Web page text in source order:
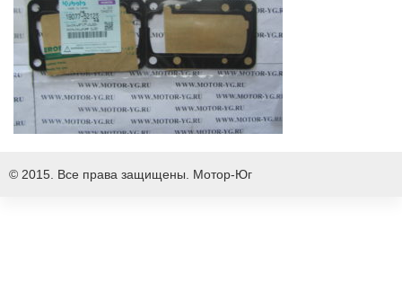
© 2015. Все права защищены. Мотор-Юг